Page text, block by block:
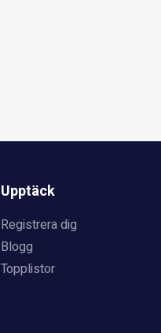
Upptäck
Registrera dig
Blogg
Topplistor